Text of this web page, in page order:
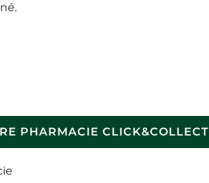
PHARMACIE CLICK&COLLECT